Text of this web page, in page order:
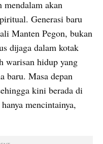
mendalam akan
Generasi baru
Manten Pegon, bukan
dijaga dalam kotak
warisan hidup yang
baru. Masa depan
kini berada di
mencintainya,